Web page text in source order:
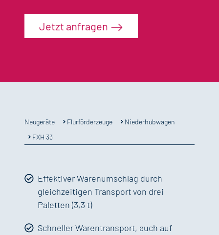
Jetzt anfragen
Neugeräte Flurförderzeuge
Niederhubwagen
FXH 33
Effektiver Warenumschlag durch
gleichzeitigen Transport von drei
Paletten (3,3 t)
Schneller Warentransport, auch auf